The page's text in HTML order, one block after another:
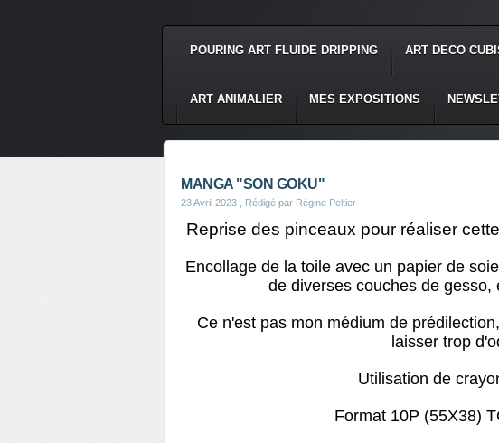
POURING ART FLUIDE DRIPPING ART DECO
ART ANIMALIER MES EXPOSITIONS
MANGA "SON GOKU"
23 Avril 2023 , Rédigé par Régine Peltier
Reprise des pinceaux pour réaliser
Encollage de la toile avec un papier de
de diverses couches de gesso,
Ce n'est pas mon médium de
laisser trop
Utilisation de
Format 10P (55X38)